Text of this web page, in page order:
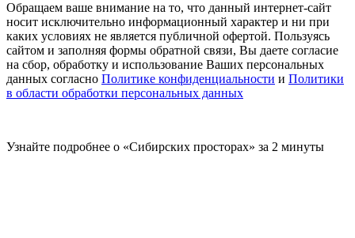
Обращаем ваше внимание на то, что данный интернет-сайт
носит исключительно информационный характер и ни при
каких условиях не является публичной офертой. Пользуясь
сайтом и заполняя формы обратной связи, Вы даете согласие
на сбор, обработку и использование Ваших персональных
данных согласно Политике конфиденциальности и Политики
в области обработки персональных данных
Узнайте подробнее о «Сибирских просторах» за 2 минуты